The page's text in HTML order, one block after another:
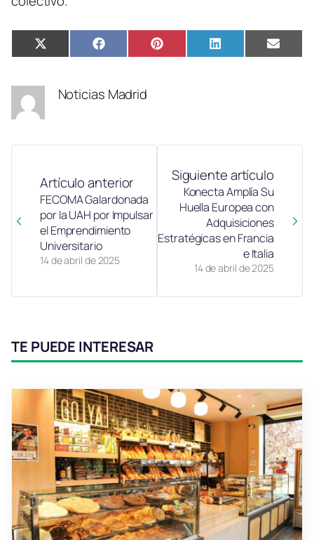
Compartir
en
X
(Twitter)
Compartir
en
FacebookCompartir
en
PinterestCompartir
en
LinkedIn
en
Email
Noticias Madrid
Artículo anterior
14 de abril de 2025
FECOMA Galardonada
por la UAH por Impulsar
el Emprendimiento
Universitario
Siguiente artículo
14 de abril de 2025
Konecta Amplía Su
Huella Europea con
Adquisiciones
Estratégicas en Francia
e Italia
TE PUEDE INTERESAR